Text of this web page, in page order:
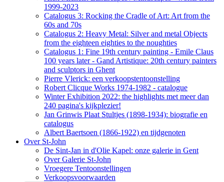
1999-2023
Catalogus 3: Rocking the Cradle of Art: Art from the
60s and 70s
Catalogus 2: Heavy Metal: Silver and metal Objects
from the eighteen eighties to the noughties
Catalogus 1: Fine 19th century painting - Emile Claus
100 years later - Gand Artistique: 20th century painters
and sculptors in Ghent
Pierre Vlerick: een verkoopstentoonstelling
Robert Clicque Works 1974-1982 - catalogue
Winter Exhibition 2022: the highlights met meer dan
240 pagina's kijkplezier!
Jan Grinwis Plaat Stultjes (1898-1934): biografie en
catalogus
Albert Baertsoen (1866-1922) en tijdgenoten
Over St-John
De Sint-Jan in d'Olie Kapel: onze galerie in Gent
Over Galerie St-John
Vroegere Tentoonstellingen
Verkoopsvoorwaarden